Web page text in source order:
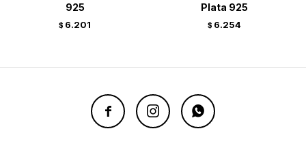
925
$ 6.201
Plata 925
$ 6.254
  